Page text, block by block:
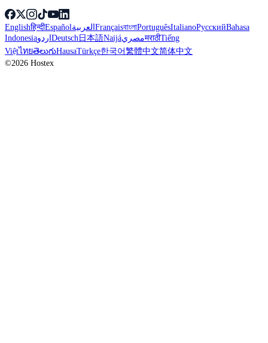
Englishहिन्दीEspañolالعربيةFrançaisবাংলাPortuguêsItalianoРусскийBahasa
IndonesiaاردوDeutsch日本語NaijáمصريमराठीTiếng
ViệtไทยతెలుగుHausaTürkçe한국어繁體中文简体中文
©2026 Hostex